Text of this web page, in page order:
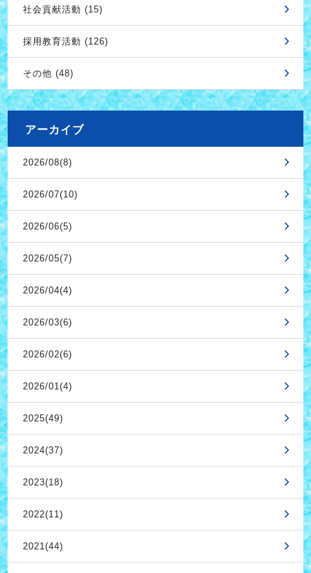
社会貢献活動 (15)
採用教育活動 (126)
その他 (48)
アーカイブ
2026/08(8)
2026/07(10)
2026/06(5)
2026/05(7)
2026/04(4)
2026/03(6)
2026/02(6)
2026/01(4)
2025(49)
2024(37)
2023(18)
2022(11)
2021(44)